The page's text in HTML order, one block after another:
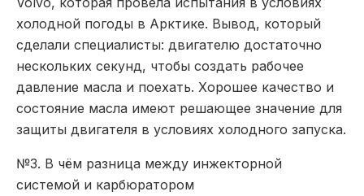
холодной погоды в Арктике. Вывод, который
сделали специалисты: двигателю достаточно
нескольких секунд, чтобы создать рабочее
давление масла и поехать. Хорошее качество и
состояние масла имеют решающее значение для
защиты двигателя в условиях холодного запуска.
№3. В чём разница между инжекторной
системой и карбюратором